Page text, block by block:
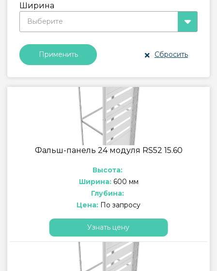
Ширина
Выберите
Сбросить
Применить
Фальш-панель 24 модуля RS52 15.60
Высота:
Ширина: 600 мм
Глубина:
Цена: По запросу
Узнать цену